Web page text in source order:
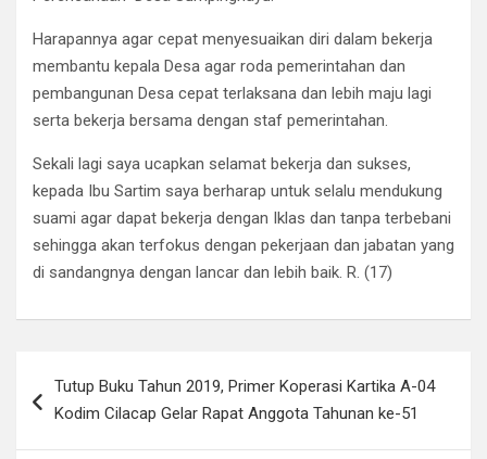
Harapannya agar cepat menyesuaikan diri dalam bekerja
membantu kepala Desa agar roda pemerintahan dan
pembangunan Desa cepat terlaksana dan lebih maju lagi
serta bekerja bersama dengan staf pemerintahan.
Sekali lagi saya ucapkan selamat bekerja dan sukses,
kepada Ibu Sartim saya berharap untuk selalu mendukung
suami agar dapat bekerja dengan Iklas dan tanpa terbebani
sehingga akan terfokus dengan pekerjaan dan jabatan yang
di sandangnya dengan lancar dan lebih baik. R. (17)
posTutup Buku Tahun 2019, Primer Koperasi Kartika A-04
Kodim Cilacap Gelar Rapat Anggota Tahunan ke-51